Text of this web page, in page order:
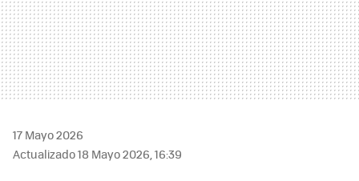
17 Mayo 2026
Actualizado 18 Mayo 2026, 16:39